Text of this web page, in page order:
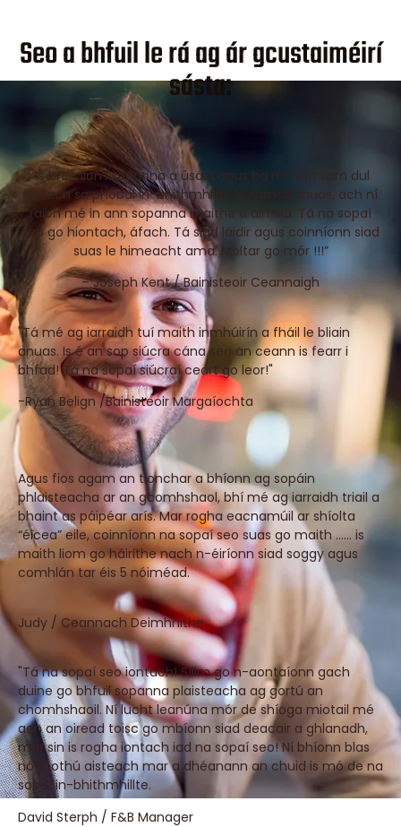
Seo a bhfuil le rá ag ár gcustaiméirí
sásta:
“Is breá liom sopanna a úsáid agus ba mhaith liom dul
isteach sa phobal in-bhithmhillte le tamall anuas, ach ní
raibh mé in ann sopanna maithe a aimsiú. Tá na sopaí
seo go hiontach, áfach. Tá siad láidir agus coinníonn siad
suas le himeacht ama. Moltar go mór !!!”
– Joseph Kent / Bainisteoir Ceannaigh
"Tá mé ag iarraidh tuí maith inmhúirín a fháil le bliain
anuas. Is é an sop siúcra cána seo an ceann is fearr i
bhfad! Tá na sopaí siúcraí ceart go leor!"
-Ryan Belign /Bainisteoir Margaíochta
Agus fios agam an tionchar a bhíonn ag sopáin
phlaisteacha ar an gcomhshaol, bhí mé ag iarraidh triail a
bhaint as páipéar arís. Mar rogha eacnamúil ar shíolta
“éicea” eile, coinníonn na sopaí seo suas go maith ...... is
maith liom go háirithe nach n-éiríonn siad soggy agus
comhlán tar éis 5 nóiméad.
Judy / Ceannach Deimhnithe
"Tá na sopaí seo iontach! Sílim go n-aontaíonn gach
duine go bhfuil sopanna plaisteacha ag gortú an
chomhshaoil. Ní lucht leanúna mór de shíoga miotail mé
ach an oiread toisc go mbíonn siad deacair a ghlanadh,
mar sin is rogha iontach iad na sopaí seo! Ní bhíonn blas
nó mothú aisteach mar a dhéanann an chuid is mó de na
sopaí in-bhithmhillte.
David Sterph / F&B Manager